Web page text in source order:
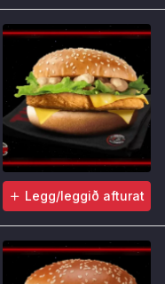
Legg/leggið afturat